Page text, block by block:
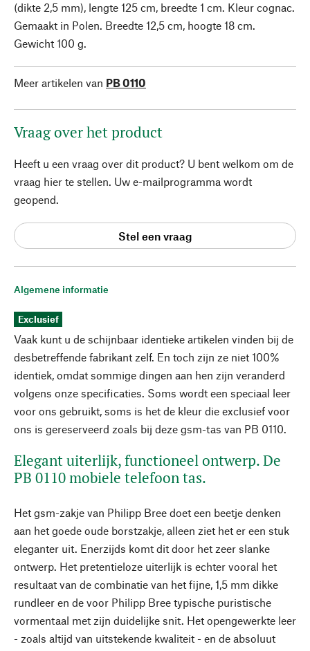
Algemene informatie
Exclusief
Vaak kunt u de schijnbaar identieke artikelen vinden bij de
desbetreffende fabrikant zelf. En toch zijn ze niet 100%
identiek, omdat sommige dingen aan hen zijn veranderd
volgens onze specificaties. Soms wordt een speciaal leer
voor ons gebruikt, soms is het de kleur die exclusief voor
ons is gereserveerd zoals bij deze gsm-tas van PB 0110.
Elegant uiterlijk, functioneel ontwerp. De
PB 0110 mobiele telefoon tas.
Het gsm-zakje van Philipp Bree doet een beetje denken
aan het goede oude borstzakje, alleen ziet het er een stuk
eleganter uit. Enerzijds komt dit door het zeer slanke
ontwerp. Het pretentieloze uiterlijk is echter vooral het
resultaat van de combinatie van het fijne, 1,5 mm dikke
rundleer en de voor Philipp Bree typische puristische
vormentaal met zijn duidelijke snit. Het opengewerkte leer
- zoals altijd van uitstekende kwaliteit - en de absoluut
(dikte 2,5 mm), lengte 125 cm, breedte 1 cm. Kleur cognac.
Gemaakt in Polen. Breedte 12,5 cm, hoogte 18 cm.
Gewicht 100 g.
Meer artikelen van PB 0110
Vraag over het product
Heeft u een vraag over dit product? U bent welkom om de
vraag hier te stellen. Uw e-mailprogramma wordt
geopend.
Stel een vraag